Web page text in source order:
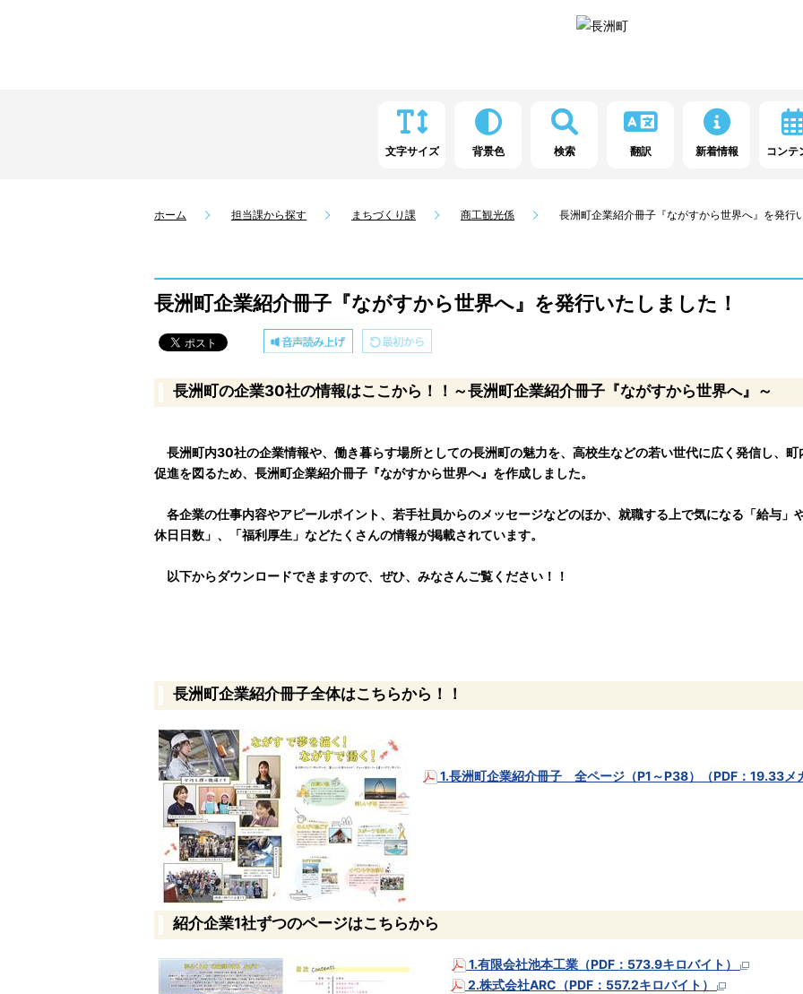
文字サイズ 背景色 検索 翻訳 新着情報 コンテ
ホーム 担当課から探す まちづくり課 商工観光係 長洲町企業紹介冊子『ながすから世界へ』を発行
長洲町企業紹介冊子『ながすから世界へ』を発行いたしました！
長洲町の企業30社の情報はここから！！～長洲町企業紹介冊子『ながすから世界へ』～
長洲町内30社の企業情報や、働き暮らす場所としての長洲町の魅力を、高校生などの若い世代に広く発信し、町
促進を図るため、長洲町企業紹介冊子『ながすから世界へ』を作成しました。
各企業の仕事内容やアピールポイント、若手社員からのメッセージなどのほか、就職する上で気になる「給与」
休日日数」、「福利厚生」などたくさんの情報が掲載されています。
以下からダウンロードできますので、ぜひ、みなさんご覧ください！！
長洲町企業紹介冊子全体はこちらから！！
1.長洲町企業紹介冊子 全ページ（P1～P38）（PDF：19.33メ
紹介企業1社ずつのページはこちらから
1.有限会社池本工業（PDF：573.9キロバイト）
2.株式会社ARC（PDF：557.2キロバイト）